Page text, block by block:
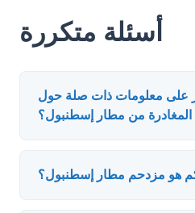
أسئلة متكررة
على معلومات ذات صلة حول
من مطار إسطنبول؟
هو مزدحم مطار إسطنبول؟